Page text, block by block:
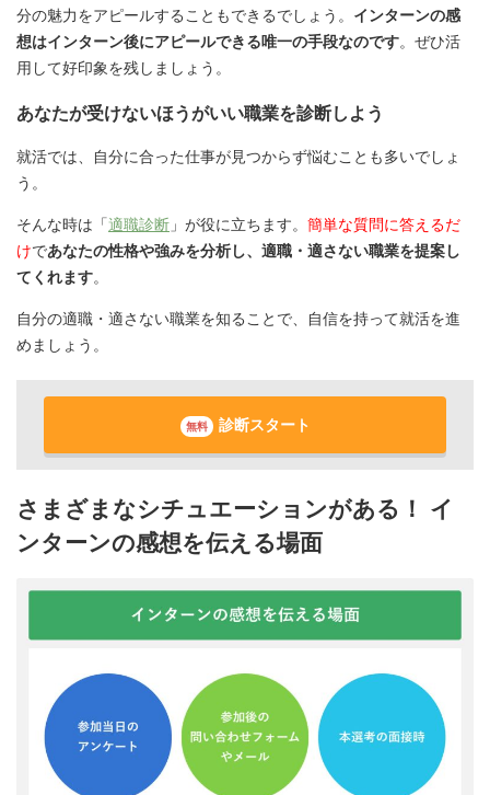
分の魅力をアピールすることもできるでしょう。 インターンの感
想はインターン後にアピールできる唯一の手段なのです。ぜひ活
用して好印象を残しましょう。
あなたが受けないほうがいい職業を診断しよう
就活では、自分に合った仕事が見つからず悩むことも多いでしょ
う。
そんな時は「適職診断 」が役に立ちます。 簡単な質問に答えるだ
けであなたの性格や強みを分析し、適職・適さない職業を提案し
てくれます。
自分の適職・適さない職業を知ることで、自信を持って就活を進
めましょう。
無料 診断スタート
さまざまなシチュエーションがある！ イ
ンターンの感想を伝える場面